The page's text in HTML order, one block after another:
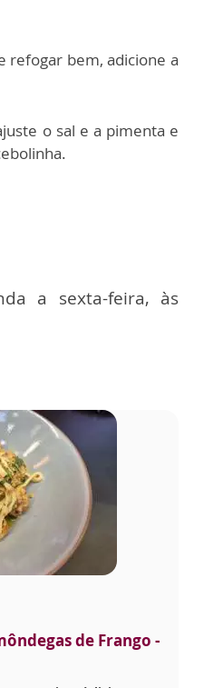
refogar bem, adicione a
o sal e a pimenta e
a sexta-feira, às
de Frango -